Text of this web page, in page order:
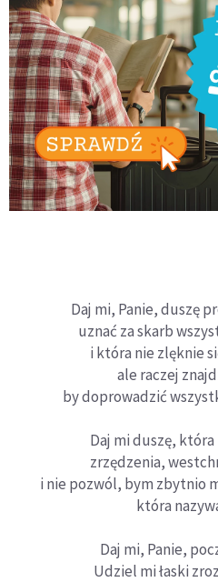
Daj mi, Panie, duszę
uznać za skarb
i która nie zlęknie
ale raczej
by doprowadzić
Daj mi duszę,
zrzędzenia,
i nie pozwól, bym zbytnio
która
Daj mi, Panie,
Udziel mi łaski